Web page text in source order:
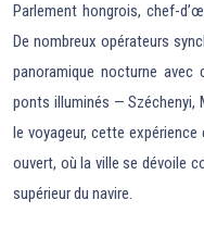
Parlement hongrois, chef-
De nombreux opérateurs
panoramique nocturne
ponts illuminés — Széchenyi,
le voyageur, cette
ouvert, où la ville se dévoile
supérieur du navire.